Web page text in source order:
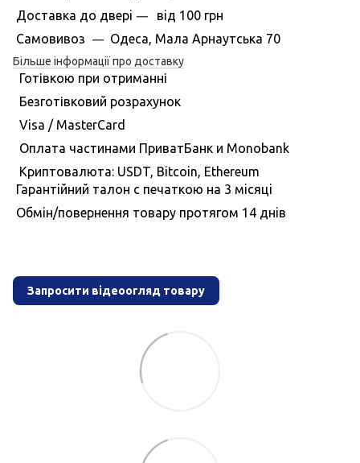
Доставка до дверi —вiд 100 грн
Самовивоз
— Одеса, Мала Арнаутська 70
Більше інформації про доставку
Готівкою при отриманні
Безготівковий розрахунок
Visa / MasterCard
Оплата частинами ПриватБанк и Monobank
Криптовалюта: USDT, Bitcoin, Ethereum
Гарантiйний талон с печаткою на 3 мiсяцi
Обмiн/повернення товару протягом 14 днiв
Запросити відеоогляд товару